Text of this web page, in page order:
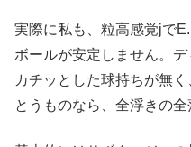
実際に私も、粒高感覚jで
ボールが安定しません。
カチッとした球持ちが無
とうものなら、全浮きの全